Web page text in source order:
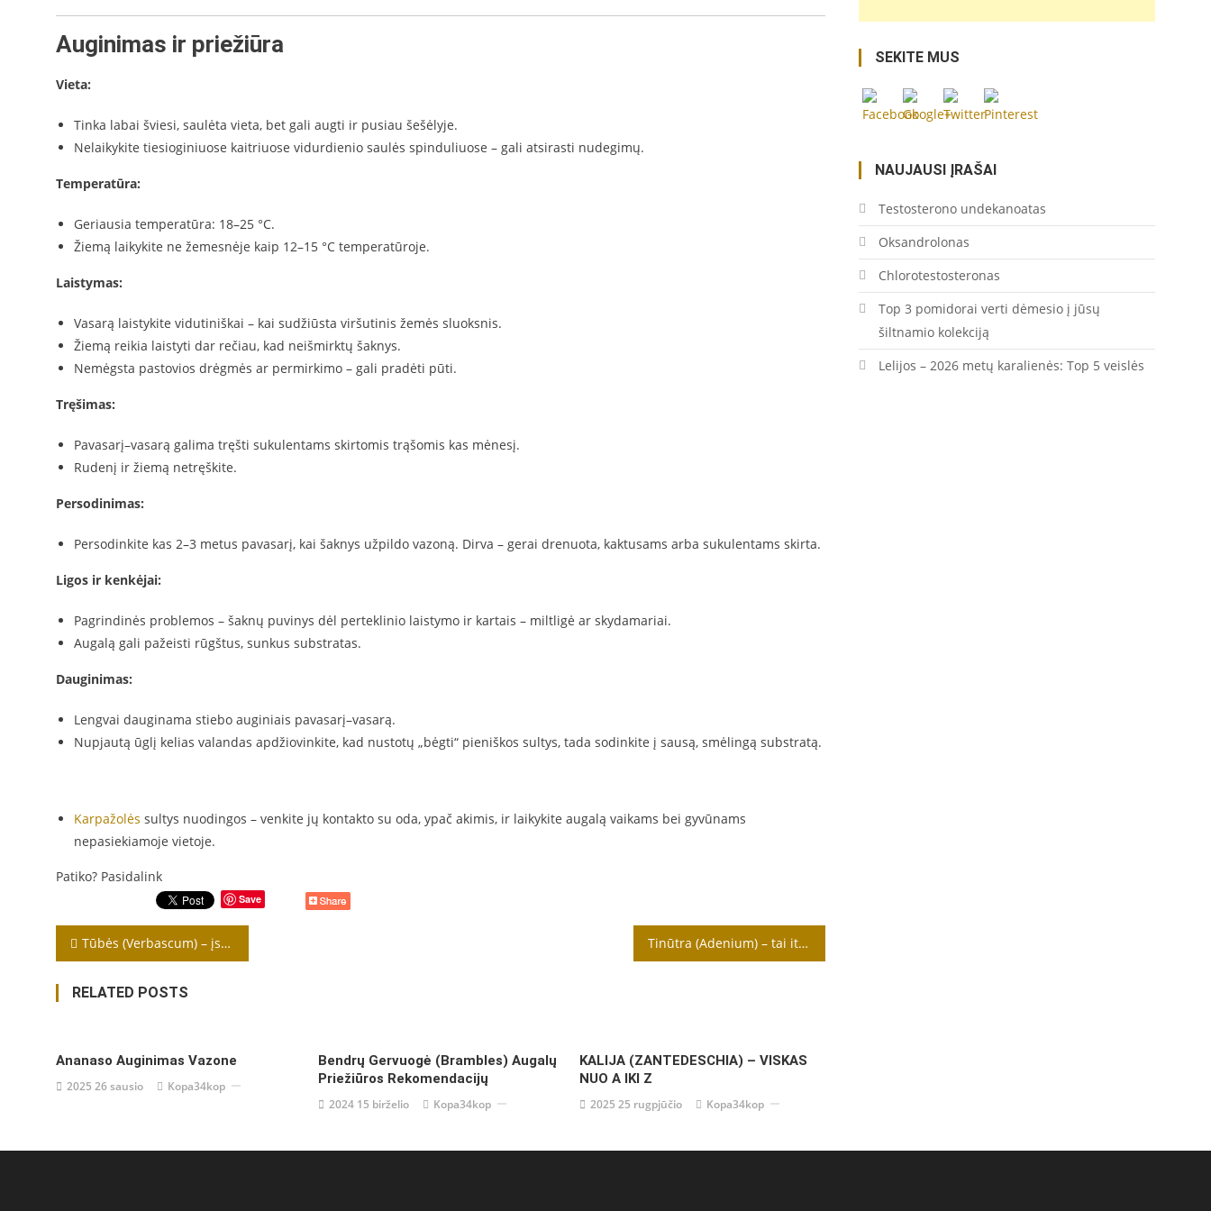
Auginimas ir priežiūra
Vieta:
Tinka labai šviesi, saulėta vieta, bet gali augti ir pusiau šešėlyje.
Nelaikykite tiesioginiuose kaitriuose vidurdienio saulės spinduliuose – gali atsirasti nudegimų.
Temperatūra:
Geriausia temperatūra: 18–25 °C.
Žiemą laikykite ne žemesnėje kaip 12–15 °C temperatūroje.
Laistymas:
Vasarą laistykite vidutiniškai – kai sudžiūsta viršutinis žemės sluoksnis.
Žiemą reikia laistyti dar rečiau, kad neišmirktų šaknys.
Nemėgsta pastovios drėgmės ar permirkimo – gali pradėti pūti.
Tręšimas:
Pavasarį–vasarą galima tręšti sukulentams skirtomis trąšomis kas mėnesį.
Rudenį ir žiemą netręškite.
Persodinimas:
Persodinkite kas 2–3 metus pavasarį, kai šaknys užpildo vazoną. Dirva – gerai drenuota, kaktusams arba sukulentams skirta.
Ligos ir kenkėjai:
Pagrindinės problemos – šaknų puvinys dėl perteklinio laistymo ir kartais – miltligė ar skydamariai.
Augalą gali pažeisti rūgštus, sunkus substratas.
Dauginimas:
Lengvai dauginama stiebo auginiais pavasarį–vasarą.
Nupjautą ūglį kelias valandas apdžiovinkite, kad nustotų „bėgti“ pieniškos sultys, tada sodinkite į sausą, smėlingą substratą.
Karpažolės sultys nuodingos – venkite jų kontakto su oda, ypač akimis, ir laikykite augalą vaikams bei gyvūnams
nepasiekiamoje vietoje.
Patiko? Pasidalink
Save
Navigacija
tarp
įrašų
Tūbės (Verbascum) – įspūdingi, lengvai prižiūrimi daugiamečiai augalai Tinūtra (Adenium) – tai itin dekoratyvus kambarinis augalas
RELATED POSTS
Ananaso Auginimas Vazone
2025 26 sausio Kopa34kop
Bendrų Gervuogė (Brambles) Augalų
Priežiūros Rekomendacijų
2024 15 birželio Kopa34kop
KALIJA (ZANTEDESCHIA) – VISKAS
NUO A IKI Z
2025 25 rugpjūčio Kopa34kop
SEKITE MUS
dekoratyvinis-
augalas/">
NAUJAUSI ĮRAŠAI
Testosterono undekanoatas
Oksandrolonas
Chlorotestosteronas
Top 3 pomidorai verti dėmesio į jūsų
šiltnamio kolekciją
Lelijos – 2026 metų karalienės: Top 5 veislės